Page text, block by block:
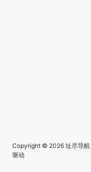
Copyright © 2026 址尽导航
驱动